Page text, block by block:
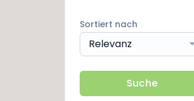
Sortiert nach
Relevanz
Suche